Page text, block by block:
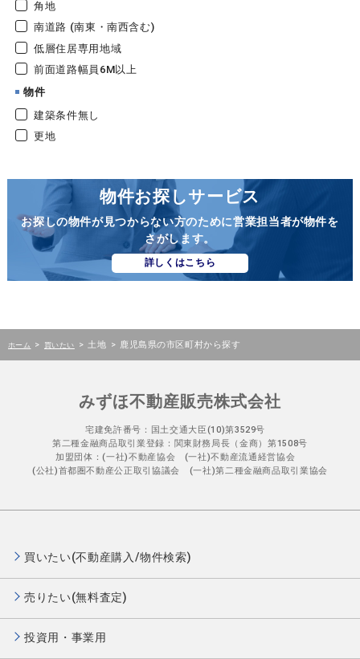
角地
南道路 (南東・南西含む)
低層住居専用地域
前面道路幅員6M以上
物件
建築条件無し
更地
物件お探しサービス
お探しの物件が見つからない方のために営業担当者が物件を
さがします。
詳しくはこちら
ホーム > 買いたい > 土地 > 鹿児島県の市区町村から探す
みずほ不動産販売株式会社
宅建免許番号：国土交通大臣(10)第3529号
第二種金融商品取引業登録：関東財務局長（金商）第1508号
加盟団体：(一社)不動産協会 (一社)不動産流通経営協会
(公社)首都圏不動産公正取引協議会 (一社)第二種金融商品取引業協会
買いたい(不動産購入/物件検索)
売りたい(無料査定)
投資用・事業用